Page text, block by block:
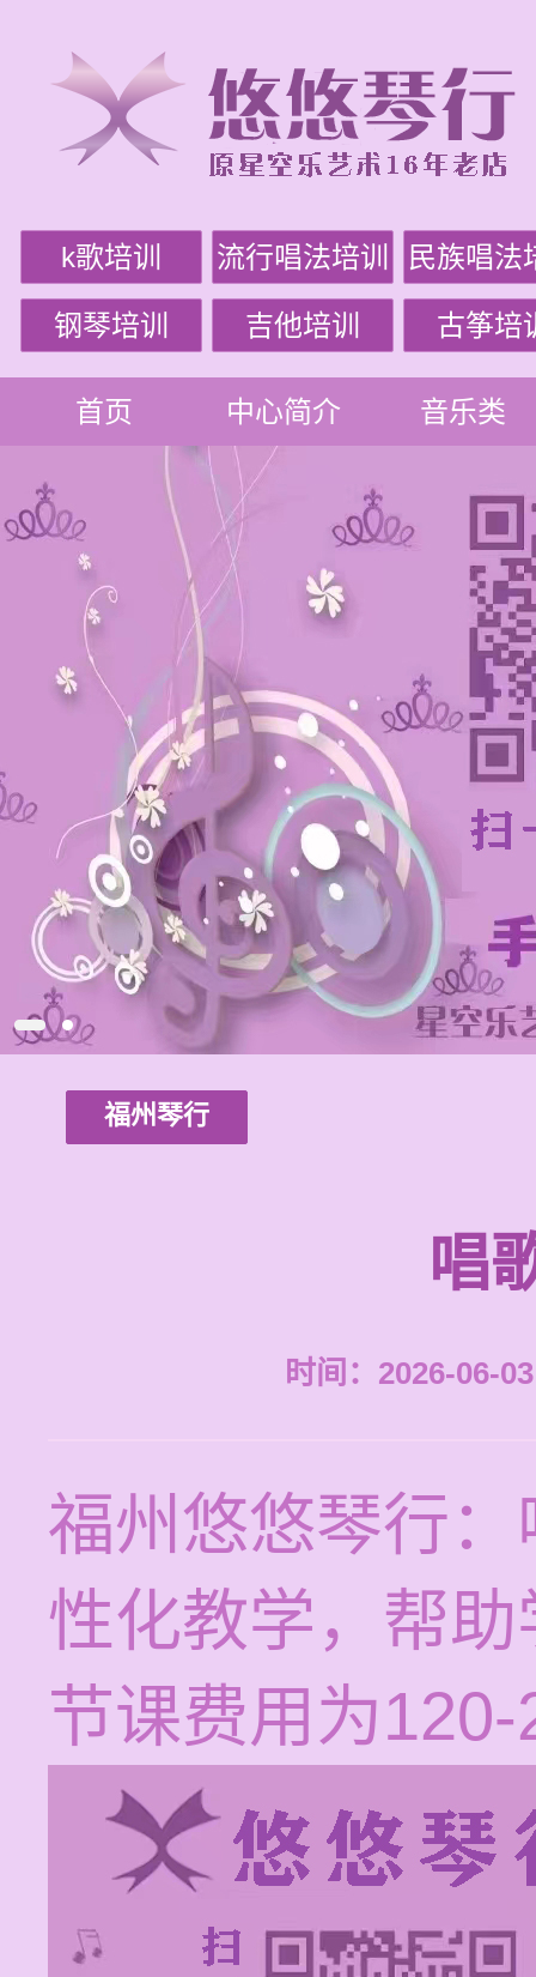
k歌培训 流行唱法培训 民族唱法
钢琴培训 吉他培训 古筝培
首页 中心简介 音乐类
福州琴行
唱
时间：2026-06-
福州悠悠琴行
性化教学，帮
节课费用为